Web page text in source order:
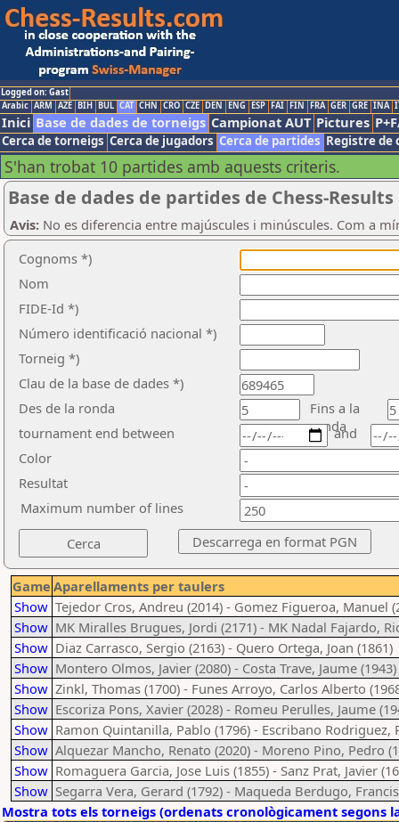
Logged on: Gast
Arabic ARM AZE BIH BUL CAT CHN CRO CZE DEN ENG ESP FAI FIN FRA GER GRE INA
Inici Base de dades de torneigs Campionat AUT Pictures
Cerca de torneigs Cerca de jugadors Cerca de partides Registre de
S'han trobat 10 partides amb aquests criteris.
Base de dades de partides de Chess-Results
Avis: No es diferencia entre majúscules i minúscules. Com a
Cognoms *)
Nom
FIDE-Id *)
Número identificació nacional *)
Torneig *)
Clau de la base de dades *)
Des de la ronda
Fins a la
ronda
tournament end between
Color
Resultat
and
Maximum number of lines
Game Aparellaments per taulers
Show Tejedor Cros, Andreu (2014) - Gomez Figueroa, Manuel
Show MK Miralles Brugues, Jordi (2171) - MK Nadal Fajardo,
Show Diaz Carrasco, Sergio (2163) - Quero Ortega, Joan (1861)
Show Montero Olmos, Javier (2080) - Costa Trave, Jaume (1943)
Show Zinkl, Thomas (1700) - Funes Arroyo, Carlos Alberto
Show Escoriza Pons, Xavier (2028) - Romeu Perulles, Jaume
Show Ramon Quintanilla, Pablo (1796) - Escribano Rodriguez,
Show Alquezar Mancho, Renato (2020) - Moreno Pino, Pedro
Show Romaguera Garcia, Jose Luis (1855) - Sanz Prat, Javier
Show Segarra Vera, Gerard (1792) - Maqueda Berdugo,
Mostra tots els torneigs (ordenats cronològicament segons